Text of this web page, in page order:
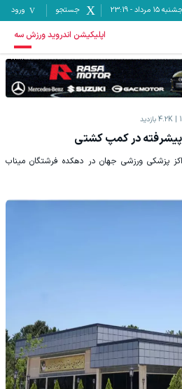
۱۵ مرداد -
23:19 جستجو ورود
اپلیکیشن اندروید ورزش سه
4.2K بازدید
در کمپ کشتی
پزشکی ورزشی جهان در دهکده فرشتگان میناب